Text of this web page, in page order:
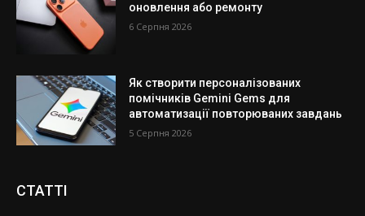
оновлення або ремонту
6 Серпня 2026
Як створити персоналізованих
помічників Gemini Gems для
автоматизації повторюваних завдань
5 Серпня 2026
СТАТТІ